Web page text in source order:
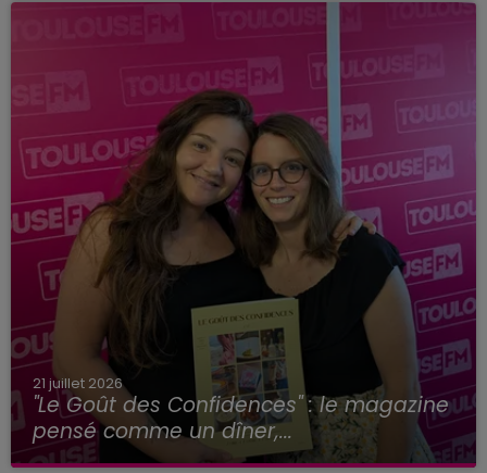
21 juillet 2026
"Le Goût des Confidences" : le magazine
pensé comme un dîner,...